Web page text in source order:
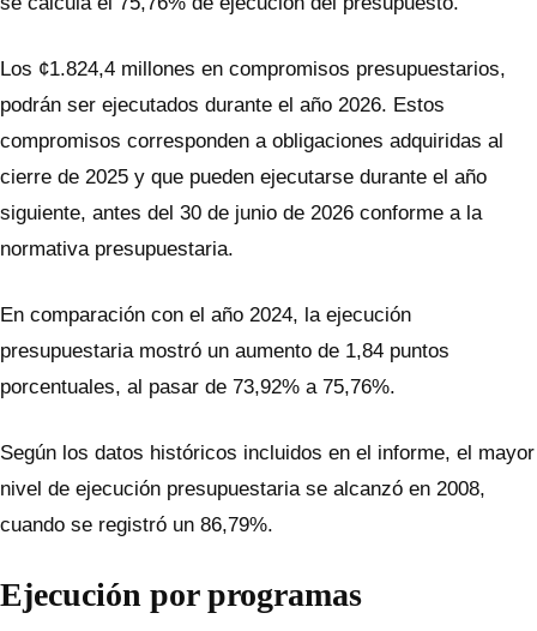
Los ¢1.824,4 millones en compromisos presupuestarios,
podrán ser ejecutados durante el año 2026. Estos
compromisos corresponden a obligaciones adquiridas al
cierre de 2025 y que pueden ejecutarse durante el año
siguiente, antes del 30 de junio de 2026 conforme a la
normativa presupuestaria.
En comparación con el año 2024, la ejecución
presupuestaria mostró un aumento de 1,84 puntos
porcentuales, al pasar de 73,92% a 75,76%.
Según los datos históricos incluidos en el informe, el mayor
nivel de ejecución presupuestaria se alcanzó en 2008,
cuando se registró un 86,79%.
Ejecución por programas